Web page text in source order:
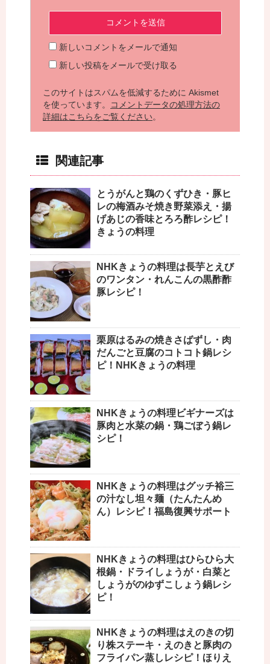
新しいコメントをメールで通知
新しい投稿をメールで受け取る
このサイトはスパムを低減するために Akismet
を使っています。
コメントデータの処理方法の
詳細はこちらをご覧ください。
関連記事
とうがんと鶏のくずひき・豚ヒ
レの梅酒みそ焼き野菜添え・揚
げあじの香味とろろ酢レシピ！
きょうの料理
NHKきょうの料理は長芋とえび
のワンタン・れんこんの黒酢酢
豚レシピ！
栗原はるみの焼きさばずし・肉
だんごと豆腐のコトコト鍋レシ
ピ！NHKきょうの料理
NHKきょうの料理ビギナーズは
豚肉と水菜の鍋・鶏ごぼう鍋レ
シピ！
NHKきょうの料理はグッチ裕三
の汁なし坦々麺（たんたんめ
ん）レシピ！福島復興サポート
NHKきょうの料理はひらひら大
根鍋・ドライしょうが・白菜と
しょうがのゆずこしょう鍋レシ
ピ！
NHKきょうの料理はえのきの切
り株ステーキ・えのきと豚肉の
フライパン蒸しレシピ！ほりえ